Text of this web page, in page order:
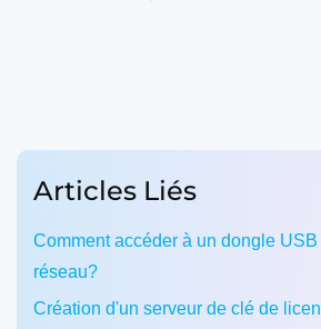
Articles Liés
Comment accéder à un dongle
réseau?
Création d'un serveur de clé de